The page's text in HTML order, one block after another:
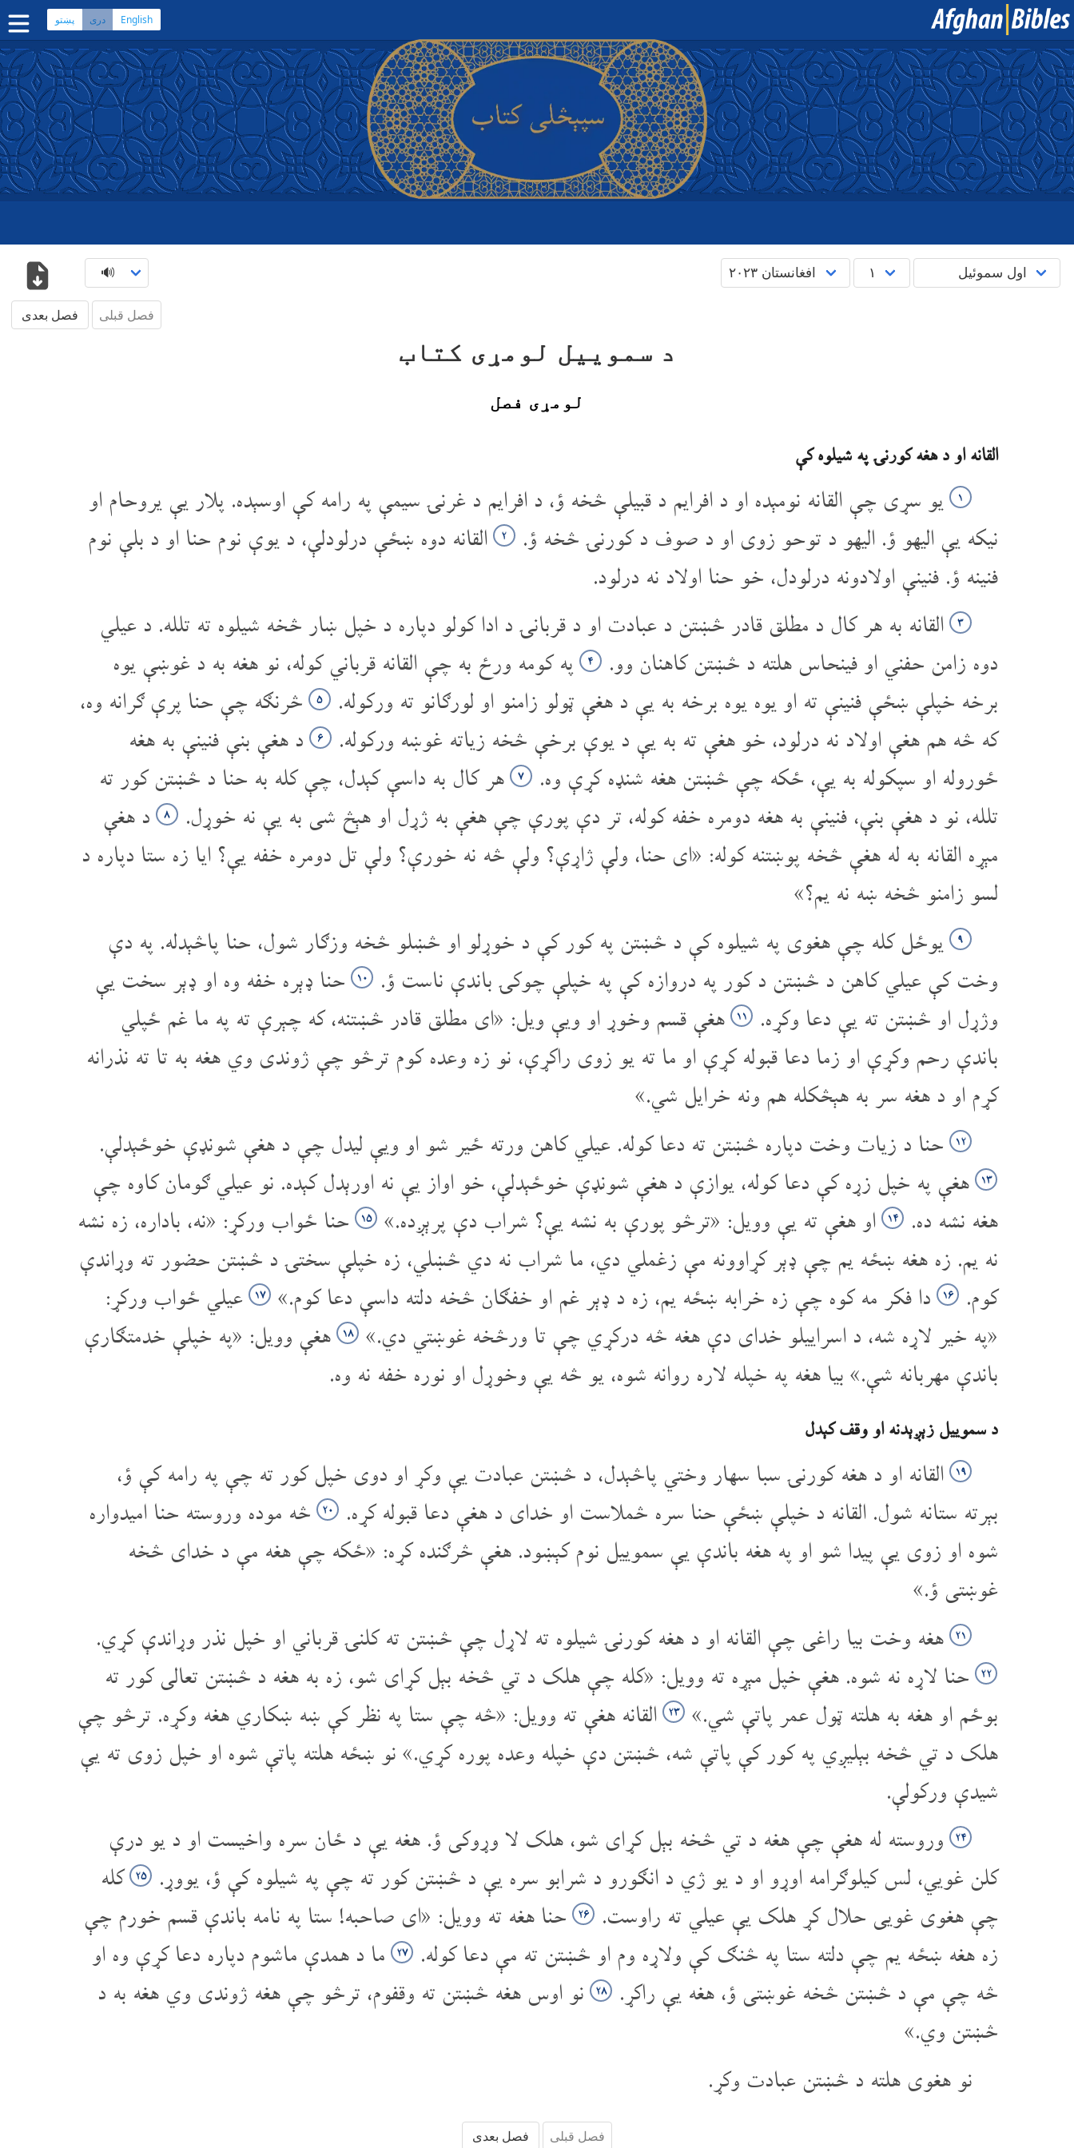
English دری پښتو
صفحه اصلی
کتاب مقدس دری کتاب مقدس پشتو
بیشتر: بلوچی · هزارگی · ترکمنی
اپلیکیشن‌های موبایل
فصل قبلی فصل بعدی
د سموییل لومړی کتاب
لومړی فصل
القانه او د هغه کورنۍ په شیلوه کې
۱
یو سړی چې القانه نومېده او د افرایم د قبیلې څخه ؤ، د افرایم د غرنۍ سیمې په رامه کې اوسېده. پلار یې یروحام او
نیکه یې الیهو ؤ. الیهو د توحو زوی او د صوف د کورنۍ څخه ؤ.
۲
القانه دوه ښځې درلودلې، د یوې نوم حنا او د بلې نوم
فنینه ؤ. فنینې اولادونه درلودل، خو حنا اولاد نه درلود.
۳
القانه به هر کال د مطلق قادر څښتن د عبادت او د قربانۍ د ادا کولو دپاره د خپل ښار څخه شیلوه ته تلله. د عیلي
دوه زامن حفني او فینحاس هلته د څښتن کاهنان وو.
۴
په کومه ورځ به چې القانه قرباني کوله، نو هغه به د غوښې یوه
برخه خپلې ښځې فنینې ته او یوه یوه برخه به یې د هغې ټولو زامنو او لورګانو ته ورکوله.
۵
څرنګه چې حنا پرې ګرانه وه،
که څه هم هغې اولاد نه درلود، خو هغې ته به یې د یوې برخې څخه زیاته غوښه ورکوله.
۶
د هغې بنې فنینې به هغه
ځوروله او سپکوله به یې، ځکه چې څښتن هغه شنډه کړې وه.
۷
هر کال به داسې کېدل، چې کله به حنا د څښتن کور ته
تلله، نو د هغې بنې، فنینې به هغه دومره خفه کوله، تر دې پورې چې هغې به ژړل او هېڅ شی به یې نه خوړل.
۸
د هغې
مېړه القانه به له هغې څخه پوښتنه کوله: «ای حنا، ولې ژاړې؟ ولې څه نه خورې؟ ولې تل دومره خفه یې؟ ایا زه ستا دپاره د
لسو زامنو څخه ښه نه یم؟»
۹
یوځل کله چې هغوی په شیلوه کې د څښتن په کور کې د خوړلو او څښلو څخه وزګار شول، حنا پاڅېدله. په دې
وخت کې عیلي کاهن د څښتن د کور په دروازه کې په خپلې چوکۍ باندې ناست ؤ.
۱۰
حنا ډېره خفه وه او ډېر سخت یې
وژړل او څښتن ته یې دعا وکړه.
۱۱
هغې قسم وخوړ او ویې ویل: «ای مطلق قادر څښتنه، که چېرې ته په ما غم ځپلي
باندې رحم وکړې او زما دعا قبوله کړې او ما ته یو زوی راکړې، نو زه وعده کوم ترڅو چې ژوندی وي هغه به تا ته نذرانه
کړم او د هغه سر به هېڅکله هم ونه خرایل شي.»
۱۲ حنا د زیات وخت دپاره څښتن ته دعا کوله. عیلي کاهن ورته ځیر شو او ویې لیدل چې د هغې شونډې خوځېدلې.
۱۳
هغې په خپل زړه کې دعا کوله، یوازې د هغې شونډې خوځېدلې، خو اواز یې نه اورېدل کېده. نو عیلي ګومان کاوه چې
هغه نشه ده.
۱۴ او هغې ته یې وویل: «ترڅو پورې به نشه یې؟ شراب دې پرېږده.» ۱۵
حنا ځواب ورکړ: «نه، باداره، زه نشه
نه یم. زه هغه ښځه یم چې ډېر کړاوونه مې زغملي دي، ما شراب نه دي څښلي، زه خپلې سختۍ د څښتن حضور ته وړاندې
کوم.
۱۶ دا فکر مه کوه چې زه خرابه ښځه یم، زه د ډېر غم او خفګان څخه دلته داسې دعا کوم.» ۱۷
عیلي ځواب ورکړ:
«په خیر لاړه شه، د اسراییلو خدای دې هغه څه درکړي چې تا ورڅخه غوښتي دي.»
۱۸
هغې وویل: «په خپلې خدمتګارې
باندې مهربانه شې.» بیا هغه په خپله لاره روانه شوه، یو څه یې وخوړل او نوره خفه نه وه.
د سموییل زېږېدنه او وقف کېدل
۱۹
القانه او د هغه کورنۍ سبا سهار وختي پاڅېدل، د څښتن عبادت یې وکړ او دوی خپل کور ته چې په رامه کې ؤ،
بېرته ستانه شول. القانه د خپلې ښځې حنا سره څملاست او خدای د هغې دعا قبوله کړه.
۲۰
څه موده وروسته حنا امیدواره
شوه او زوی یې پیدا شو او په هغه باندې یې سموییل نوم کېښود. هغې څرګنده کړه: «ځکه چې هغه مې د خدای څخه
غوښتی ؤ.»
۲۱ هغه وخت بیا راغی چې القانه او د هغه کورنۍ شیلوه ته لاړل چې څښتن ته کلنۍ قرباني او خپل نذر وړاندې کړي.
۲۲
حنا لاړه نه شوه. هغې خپل مېړه ته وویل: «کله چې هلک د تي څخه بېل کړای شو، زه به هغه د څښتن تعالی کور ته
بوځم او هغه به هلته ټول عمر پاتې شي.»
۲۳
القانه هغې ته وویل: «څه چې ستا په نظر کې ښه ښکاري هغه وکړه. ترڅو چې
هلک د تي څخه بېلیږي په کور کې پاتې شه، څښتن دې خپله وعده پوره کړي.» نو ښځه هلته پاتې شوه او خپل زوی ته یې
شیدې ورکولې.
۲۴
وروسته له هغې چې هغه د تي څخه بېل کړای شو، هلک لا وړوکی ؤ. هغه یې د ځان سره واخیست او د یو درې
کلن غویي، لس کیلو‌ګرامه اوړو او د یو ژي د انګورو د شرابو سره یې د څښتن کور ته چې په شیلوه کې ؤ، یووړ.
۲۵ کله
چې هغوی غویی حلال کړ هلک یې عیلي ته راوست.
۲۶
حنا هغه ته وویل: «ای صاحبه! ستا په نامه باندې قسم خورم چې
زه هغه ښځه یم چې دلته ستا په څنګ کې ولاړه وم او څښتن ته مې دعا کوله.
۲۷
ما د همدې ماشوم دپاره دعا کړې وه او
څه چې مې د څښتن څخه غوښتی ؤ، هغه یې راکړ.
۲۸
نو اوس هغه څښتن ته وقفوم، ترڅو چې هغه ژوندی وي هغه به د
څښتن وي.»
نو هغوی هلته د څښتن عبادت وکړ.
فصل قبلی فصل بعدی